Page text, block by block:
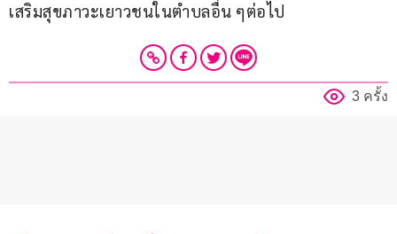
เสริมสุขภาวะเยาวชนในตำบลอื่น ๆต่อไป
3 ครั้ง